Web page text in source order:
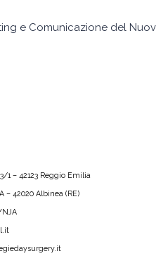
e Comunicazione del
1 – 42123 Reggio Emilia
– 42020 Albinea (RE)